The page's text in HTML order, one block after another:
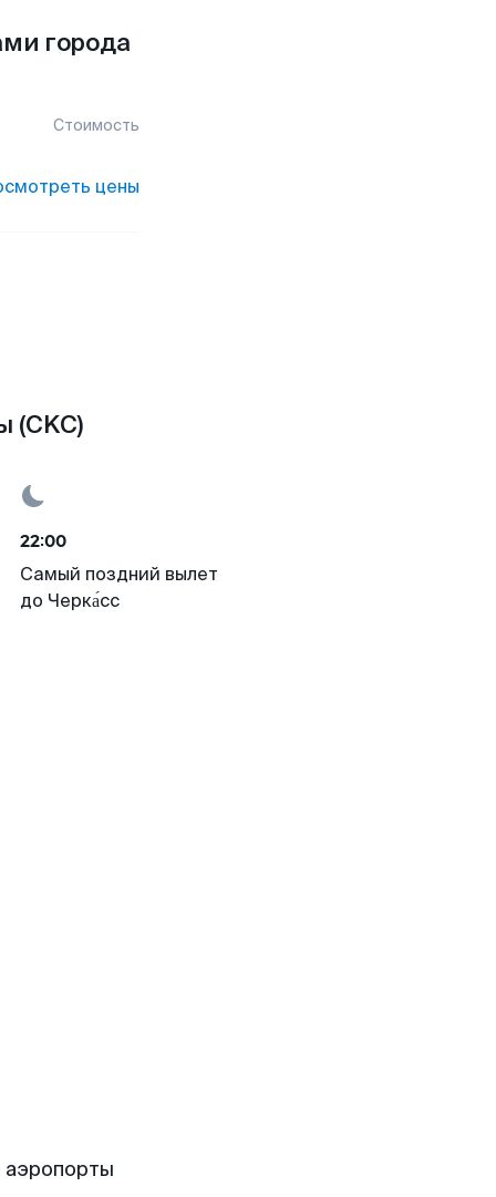
города
Стоимость
цены
(CKC)
22:00
Самый поздний вылет
до Черка́сс